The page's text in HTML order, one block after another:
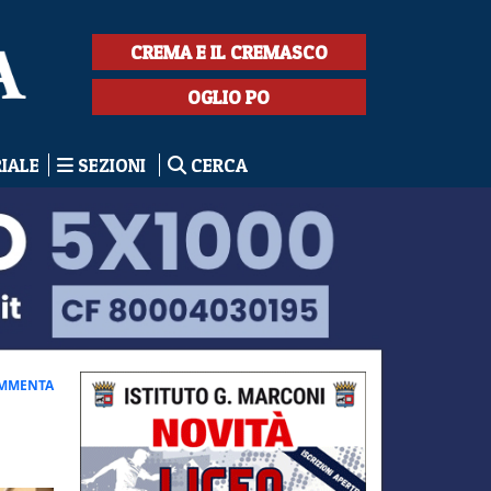
CREMA E IL CREMASCO
OGLIO PO
SEZIONI CERCA